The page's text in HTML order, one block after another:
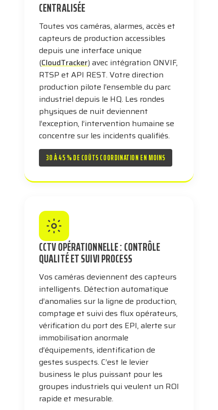
CENTRALISÉE
Toutes vos caméras, alarmes, accès et
capteurs de production accessibles
depuis une interface unique
(CloudTracker) avec intégration ONVIF,
RTSP et API REST. Votre direction
production pilote l’ensemble du parc
industriel depuis le HQ. Les rondes
physiques de nuit deviennent
l’exception, l’intervention humaine se
concentre sur les incidents qualifiés.
30 À 45 % DE COÛTS COORDINATION EN MOINS
CCTV OPÉRATIONNELLE : CONTRÔLE
QUALITÉ ET SUIVI PROCESS
Vos caméras deviennent des capteurs
intelligents. Détection automatique
d’anomalies sur la ligne de production,
comptage et suivi des flux opérateurs,
vérification du port des EPI, alerte sur
immobilisation anormale
d’équipements, identification de
gestes suspects. C’est le levier
business le plus puissant pour les
groupes industriels qui veulent un ROI
rapide et mesurable.